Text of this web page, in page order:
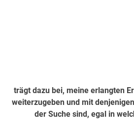
trägt dazu bei, meine erlangten
weiterzugeben und mit
der Suche sind, egal in